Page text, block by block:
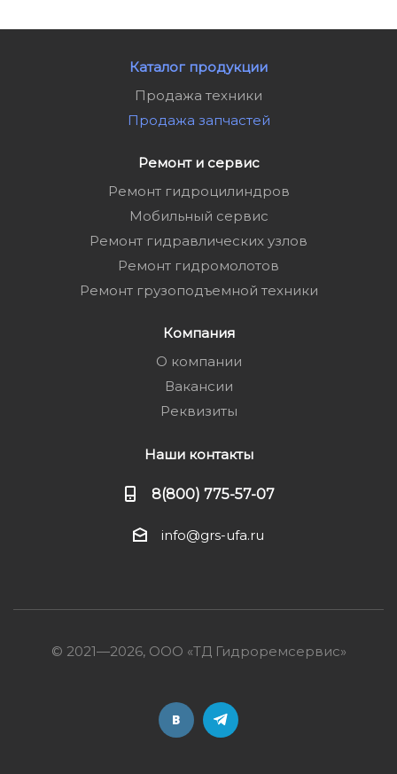
Каталог продукции
Продажа техники
Продажа запчастей
Ремонт и сервис
Ремонт гидроцилиндров
Мобильный сервис
Ремонт гидравлических узлов
Ремонт гидромолотов
Ремонт грузоподъемной техники
Компания
О компании
Вакансии
Реквизиты
Наши контакты
8(800) 775-57-07
info@grs-ufa.ru
© 2021—2026, ООО «ТД Гидроремсервис»